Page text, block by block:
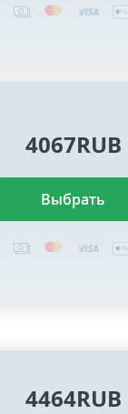
4067RUB
Выбрать
4464RUB